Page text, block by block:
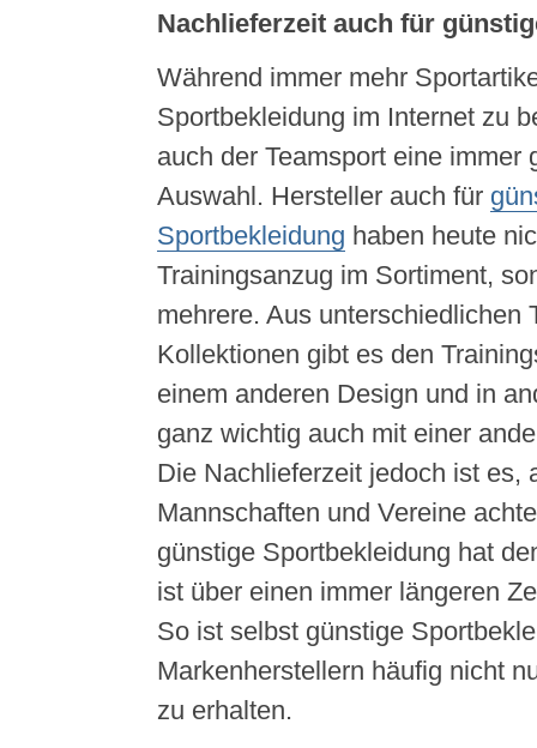
Nachlieferzeit auch für
Während immer mehr
Sportbekleidung im Internet zu
auch der Teamsport eine immer
Auswahl. Hersteller auch für
Sportbekleidung haben heute
Trainingsanzug im Sortiment,
mehrere. Aus unterschiedlichen
Kollektionen gibt es den
einem anderen Design und in
ganz wichtig auch mit einer
Die Nachlieferzeit jedoch ist es,
Mannschaften und Vereine
günstige Sportbekleidung hat
ist über einen immer längeren
So ist selbst günstige
Markenherstellern häufig nicht
zu erhalten.